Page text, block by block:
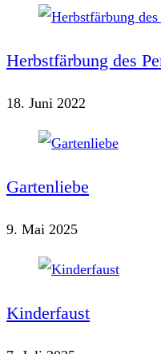
ansehen
Herbstfärbung des
18. Juni 2022
Gartenliebe
9. Mai 2025
Kinderfaust